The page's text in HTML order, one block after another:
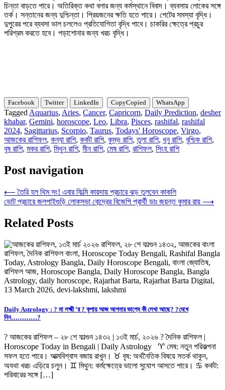
চিন্তা বাড়তে পারে। অতিরিক্ত কথা বলার জন্য কর্মস্থানে বিবাদ। ব্যবসায় লোকের সঙ্গে
তর্ক। সন্তানের জন্য দুশ্চিন্তা। প্রিয়জনের ক্ষতি হতে পারে। পেটের সমস্যা বৃদ্ধি।
দুপুরের পরে ব্যবসা ভাল চললেও প্রতিযোগিতা বৃদ্ধি পাবে। চাকরির ক্ষেত্রে প্রচুর
পরিশ্রম করতে হবে। পড়াশোনার জন্য খরচ বৃদ্ধি।
Facebook Twitter LinkedIn CopyCopied WhatsApp
TaggedAquarius, Aries, Cancer, Capricorn, Daily Prediction, desher
khabar, Gemini, horoscope, Leo, Libra, Pisces, rashifal, rashifal
2024, Sagittarius, Scorpio, Taurus, Todays' Horoscope, Virgo,
আজকের রাশিফল, কন্যা রাশি, কর্কট রাশি, কুম্ভ রাশি,তুলা রাশি, ধনু রাশি, বৃশ্চিক রাশি,
বৃষ রাশি, মকর রাশি, মিথুন রাশি, মীন রাশি, মেষ রাশি, রাশিফল, সিংহ রাশি
Post navigation
⟵ তৈরি হল থিম সং! এবার ফিল্মি কায়দায় প্রচারে ঝড় তুলবেন কাকলি
ভোট প্রচারে জলপাইগুড়ি লোকসভা কেন্দ্রের বিজেপি প্রার্থী ডাঃ জয়ন্ত কুমার রায় ⟶
Related Posts
Daily Astrology : ? মা লক্ষ্মী ’র ? কৃপায় আজ আপনার ভাগ্যে কী লেখা আছে? ?দেখে
নিন…………?
? আজকের রাশিফল – ২৮ শে ফাল্গুন ১৪৩২ | ১৩ই মার্চ, ২০২৬ ? দৈনিক রাশিফল |
Horoscope Today in Bengali | Daily Astrology ♈ মেষ: নতুন পরিকল্পনা
সফল হতে পারে। আত্মবিশ্বাস বজায় রাখুন। ♉ বৃষ: অর্থনৈতিক বিষয়ে সতর্ক থাকুন,
অযথা খরচ এড়িয়ে চলুন। ♊ মিথুন: কর্মক্ষেত্রে ভালো সুযোগ আসতে পারে। ♋ কর্কট:
পরিবারের সঙ্গে […]